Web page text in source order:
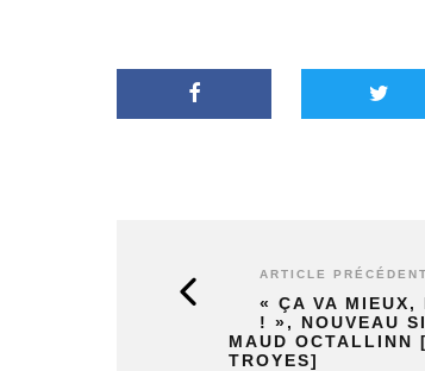
ARTICLE PRÉCÉDENT
« ÇA VA MIEUX,
! », NOUVEAU
MAUD OCTALLINN
TROYES]